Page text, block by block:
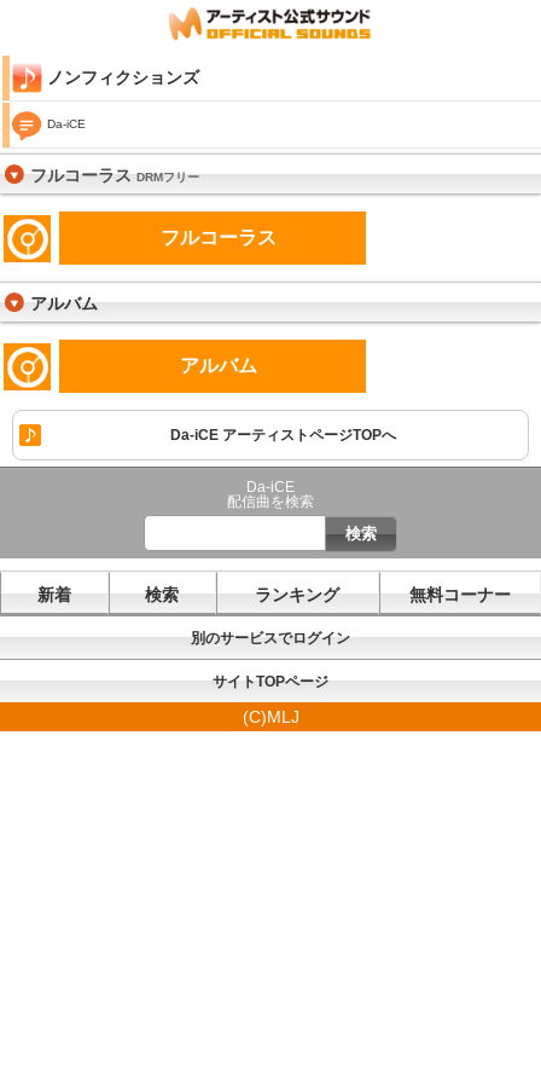
ノンフィクションズ
Da-iCE
フルコーラスDRMフリー
フルコーラス
アルバム
アルバム
Da-iCE アーティストページTOPへ
Da-iCE
配信曲を検索
新着 検索 ランキング 無料コーナー
別のサービスでログイン
サイトTOPページ
(C)MLJ